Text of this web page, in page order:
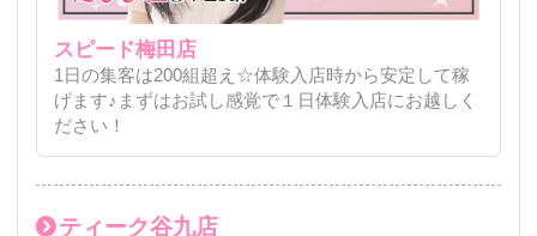
スピード梅田店
1日の集客は200組超え☆体験入店時から安定して稼
げます♪まずはお試し感覚で１日体験入店にお越しく
ださい！
ティーク谷九店